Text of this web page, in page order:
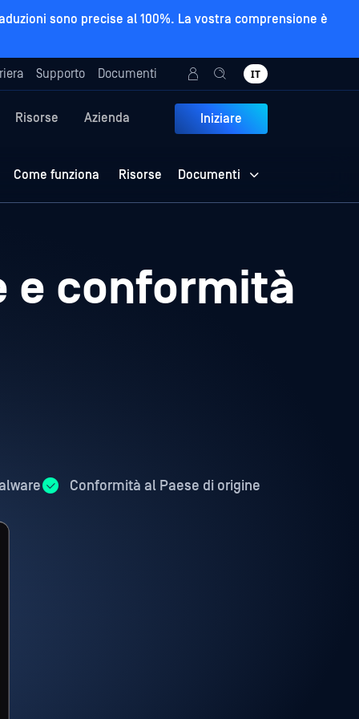
sono precise al 100%. La vostra comprensione è
Supporto Documenti IT
Risorse Azienda Iniziare
Come funziona Risorse Documenti
e conformità
Conformità al Paese di origine